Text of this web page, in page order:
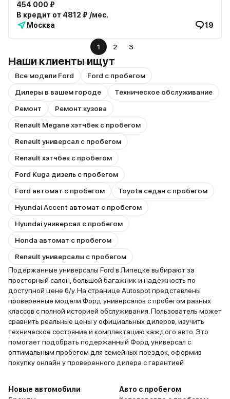
454 000 ₽
В кредит от 4812 ₽ /мес.
Москва
19
1 2 3
Наши клиенты ищут
Все модели Ford
Ford с пробегом
Дилеры в вашем городе
Техническое обслуживание
Ремонт
Ремонт кузова
Renault Megane хэтчбек с пробегом
Renault универсал с пробегом
Renault хэтчбек с пробегом
Ford Kuga дизель с пробегом
Ford автомат с пробегом
Toyota седан с пробегом
Hyundai Accent автомат с пробегом
Hyundai универсал с пробегом
Honda автомат с пробегом
Renault универсалы с пробегом
Подержанные универсалы Ford в Липецке выбирают за
просторный салон, большой багажник и надёжность по
доступной цене б/у. На странице Autospot представлены
проверенные модели Форд универсалов с пробегом разных
классов с полной историей обслуживания. Пользователь может
сравнить реальные цены у официальных дилеров, изучить
техническое состояние и комплектацию каждого авто. Это
помогает подобрать подержанный Форд универсал с
оптимальным пробегом для семейных поездок, оформив
покупку онлайн у проверенного дилера с гарантией
Новые автомобили
Авто с пробегом